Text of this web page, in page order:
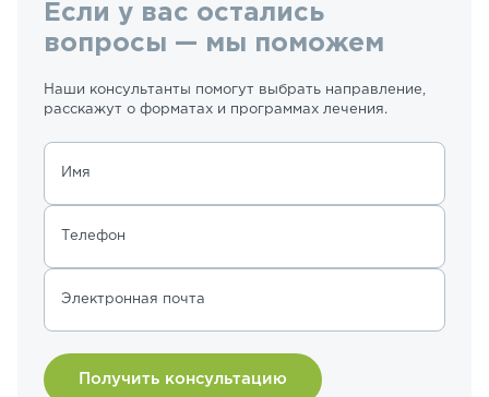
Если у вас остались
вопросы — мы поможем
Наши консультанты помогут выбрать направление,
расскажут о форматах и программах лечения.
Имя
Телефон
Электронная почта